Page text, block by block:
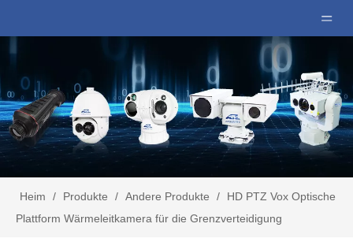
Heim / Produkte / Andere Produkte /
HD PTZ Vox Optische
Plattform Wärmeleitkamera für die Grenzverteidigung